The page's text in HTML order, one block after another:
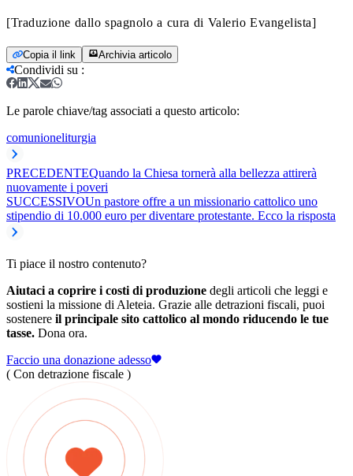
[Traduzione dallo spagnolo a cura di Valerio Evangelista]
Copia il link Archivia articolo
Condividi su :
Le parole chiave/tag associati a questo articolo:
comunioneliturgia
PRECEDENTEQuando la Chiesa tornerà alla bellezza attirerà
nuovamente i poveri
SUCCESSIVOUn pastore offre a un missionario cattolico uno
stipendio di 10.000 euro per diventare protestante. Ecco la risposta
Ti piace il nostro contenuto?
Aiutaci a coprire i costi di produzione degli articoli che leggi e
sostieni la missione di Aleteia. Grazie alle detrazioni fiscali, puoi
sostenere il principale sito cattolico al mondo riducendo le tue
tasse. Dona ora.
Faccio una donazione adesso
( Con detrazione fiscale )